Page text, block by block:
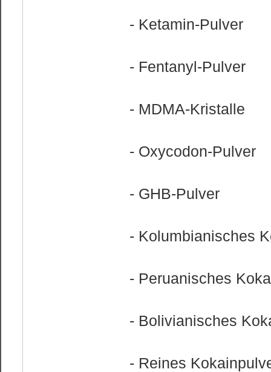
- Ketamin-Pulver
- Fentanyl-Pulver
- MDMA-Kristalle
- Oxycodon-Pulver
- GHB-Pulver
- Kolumbianisches
- Peruanisches
- Bolivianisches
- Reines